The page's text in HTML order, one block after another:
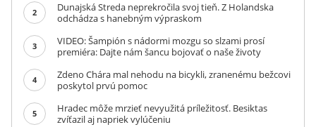
2
Dunajská Streda neprekročila svoj tieň. Z Holandska
odchádza s hanebným výpraskom
3
VIDEO: Šampión s nádormi mozgu so slzami prosí
premiéra: Dajte nám šancu bojovať o naše životy
4
Zdeno Chára mal nehodu na bicykli, zranenému bežcovi
poskytol prvú pomoc
5
Hradec môže mrzieť nevyužitá príležitosť. Besiktas
zvíťazil aj napriek vylúčeniu